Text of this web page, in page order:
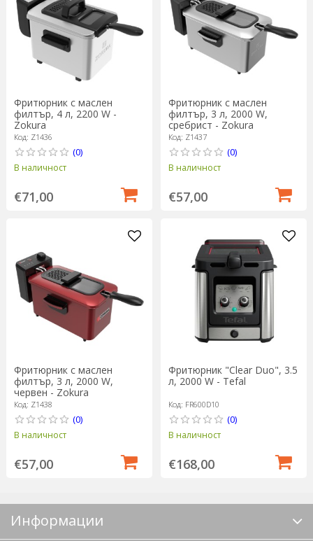
Фритюрник с маслен
филтър, 4 л, 2200 W -
Zokura
Код: Z1436
(0)
В наличност
€71,00
Фритюрник с маслен
филтър, 3 л, 2000 W,
сребрист - Zokura
Код: Z1437
(0)
В наличност
€57,00
Фритюрник с маслен
филтър, 3 л, 2000 W,
червен - Zokura
Код: Z1438
(0)
В наличност
€57,00
Фритюрник "Clear Duo", 3.5
л, 2000 W - Tefal
Код: FR600D10
(0)
В наличност
€168,00
Информации